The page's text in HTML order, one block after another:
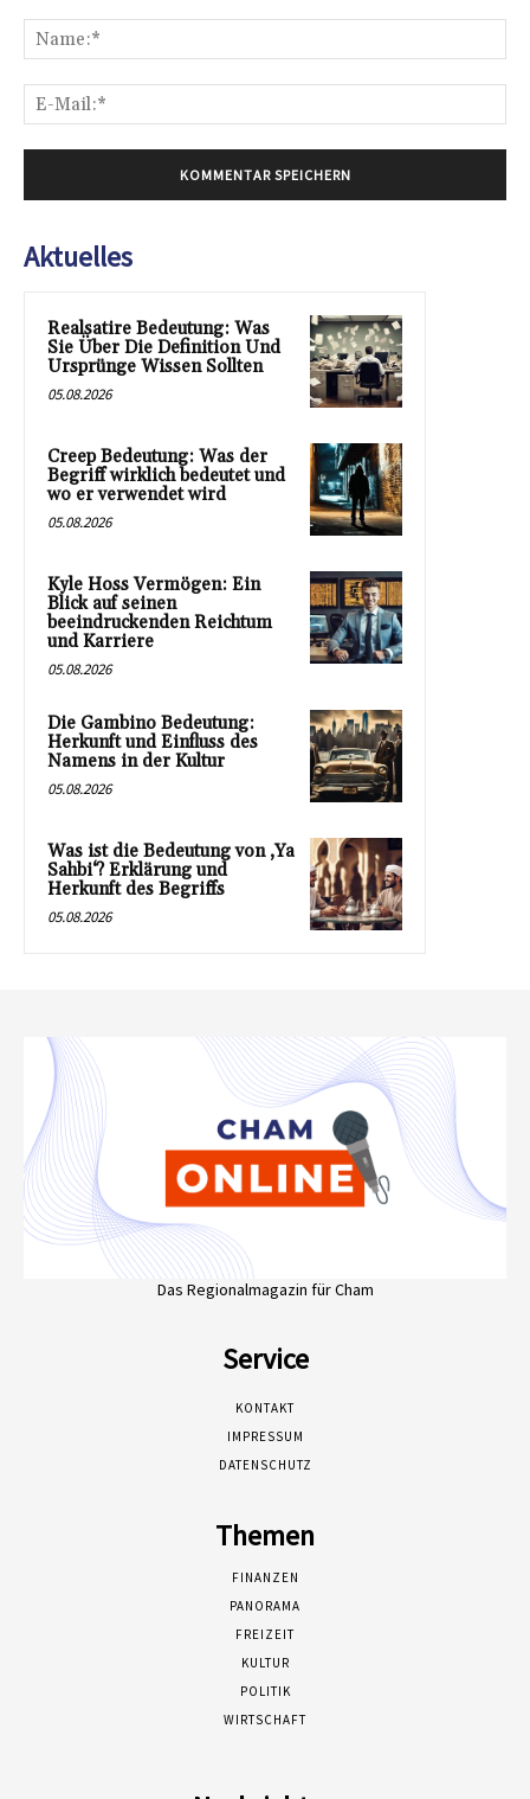
Aktuelles
Realsatire Bedeutung: Was
Sie Über Die Definition Und
Ursprünge Wissen Sollten
05.08.2026
Creep Bedeutung: Was der
Begriff wirklich bedeutet und
wo er verwendet wird
05.08.2026
Kyle Hoss Vermögen: Ein
Blick auf seinen
beeindruckenden Reichtum
und Karriere
05.08.2026
Die Gambino Bedeutung:
Herkunft und Einfluss des
Namens in der Kultur
05.08.2026
Was ist die Bedeutung von ‚Ya
Sahbi‘? Erklärung und
Herkunft des Begriffs
05.08.2026
Das Regionalmagazin für Cham
Service
KONTAKT
IMPRESSUM
DATENSCHUTZ
Themen
FINANZEN
PANORAMA
FREIZEIT
KULTUR
POLITIK
WIRTSCHAFT